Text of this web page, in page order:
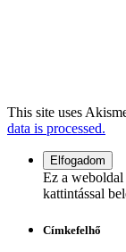
This site uses
data is processed.
Ez a
kattintással
Címkefelhő